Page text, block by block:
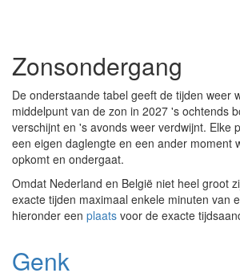
Zonsondergang
De onderstaande tabel geeft de tijden weer
middelpunt van de zon in 2027 's ochtends
verschijnt en 's avonds weer verdwijnt. Elke
een eigen daglengte en een ander moment
opkomt en ondergaat.
Omdat Nederland en België niet heel groot
exacte tijden maximaal enkele minuten van
hieronder een plaats voor de exacte
Genk